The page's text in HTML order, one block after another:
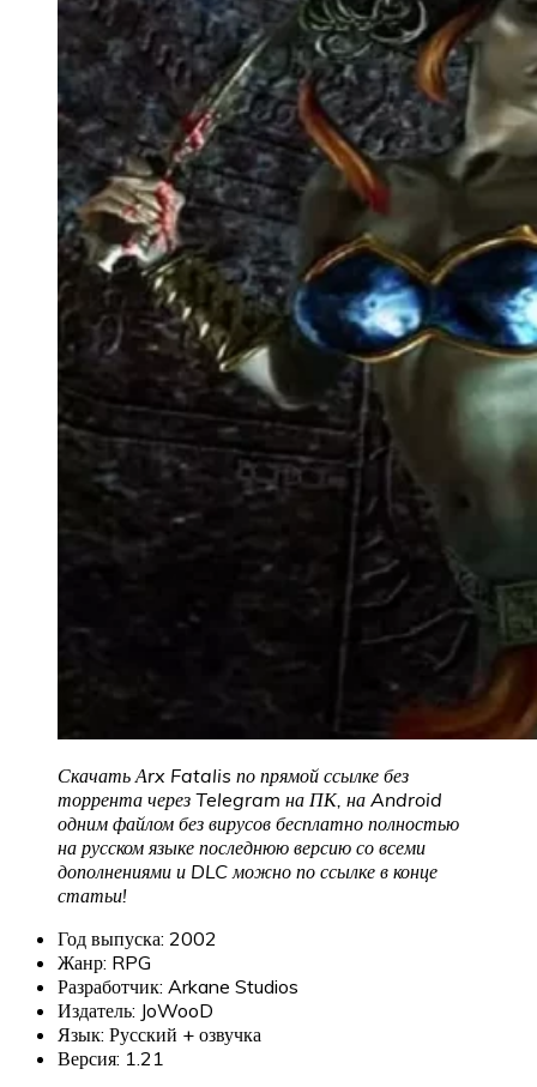
Скачать Аrx Fatalis по прямой ссылке без
торрента через Telegram на ПК, на Android
одним файлом без вирусов бесплатно полностью
на русском языке последнюю версию со всеми
дополнениями и DLC можно по ссылке в конце
статьи!
Год выпуска: 2002
Жанр: RPG
Разработчик: Arkane Studios
Издатель: JoWooD
Язык: Русский + озвучка
Версия: 1.21